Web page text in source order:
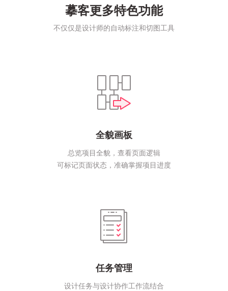
摹客更多特色功能
不仅仅是设计师的自动标注和切图工具
全貌画板
总览项目全貌，查看页面逻辑
可标记页面状态，准确掌握项目进度
任务管理
设计任务与设计协作工作流结合